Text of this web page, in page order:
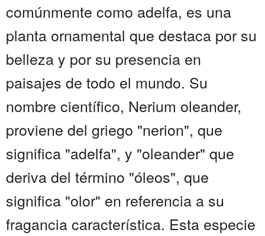
comúnmente como adelfa, es una
planta ornamental que destaca por su
belleza y por su presencia en
paisajes de todo el mundo. Su
nombre científico, Nerium oleander,
proviene del griego "nerion", que
significa "adelfa", y "oleander" que
deriva del término "óleos", que
significa "olor" en referencia a su
fragancia característica. Esta especie